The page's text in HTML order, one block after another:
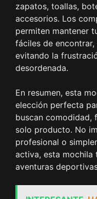
zapatos, toallas,
accesorios. Los
permiten mantener
fáciles de
evitando la
desordenada.
En resumen, esta
elección perfecta
buscan comodidad,
solo producto. No
profesional o
activa, esta mochila
aventuras